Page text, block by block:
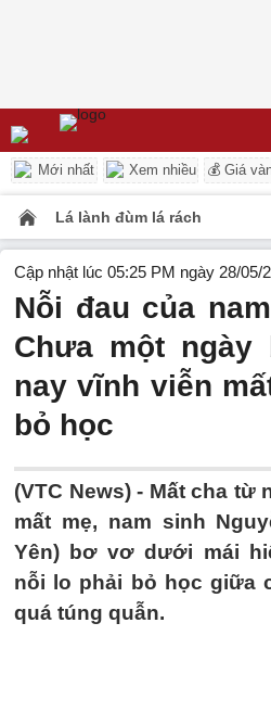
Mới nhất Xem nhiều 💰 Giá
Lá lành đùm lá rách
Cập nhật lúc 05:25 PM ngày 28/05/
Nỗi đau của
Chưa một ngày
nay vĩnh viễn
bỏ học
(VTC News) - Mất cha từ
mất mẹ, nam sinh
Yên) bơ vơ dưới mái
nỗi lo phải bỏ học giữa
quá túng quẫn.